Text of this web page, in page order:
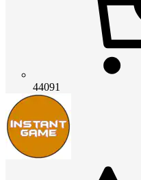
44091